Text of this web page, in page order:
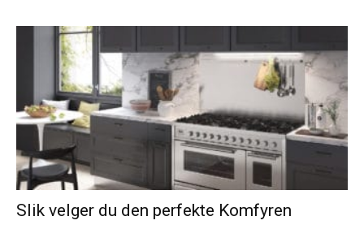
Slik velger du den perfekte Komfyren